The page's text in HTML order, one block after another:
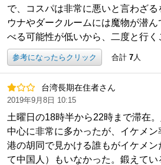
で、コスパは非常に悪いと言わざ
ウナやダークルームには魔物が潜
べる可能性が低いから、二度と行く
参考になったらクリック 合計 7人
台湾長期在住者さん
2019年9月8日 10:15
土曜日の18時半から22時まで滞在
中心に非常に多かったが、イケメ
港の胡同で見かける誰もがイケメ
て中国人）もいなかった。鍛えて